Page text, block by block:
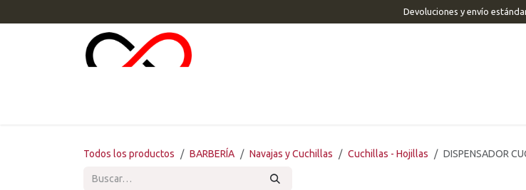
Devoluciones y envío
Todos los productos BARBERÍA Navajas y Cuchillas Cuchillas - Hojillas DISPENSADOR